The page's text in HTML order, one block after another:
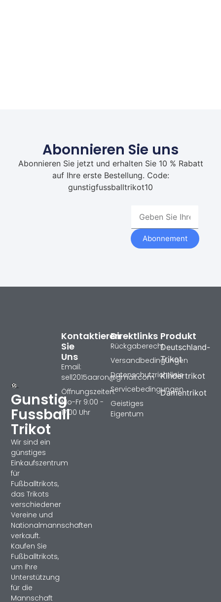
Abonnieren Sie uns
Abonnieren Sie jetzt und erhalten Sie 10 % Rabatt
auf Ihre erste Bestellung. Code:
gunstigfussballtrikot10
Abonnement
Gunstig
Fussball
Trikot
Wir sind ein
günstiges
Einkaufszentrum
für
Fußballtrikots,
das Trikots
verschiedener
Vereine und
Nationalmannschaften
verkauft.
Kaufen Sie
Fußballtrikots,
um Ihre
Unterstützung
für die
Mannschaft
Produkt
Deutschland-
Trikot
Kindertrikot
Damentrikot
Direktlinks
Rückgaberecht
Versandbedingungen
Datenschutzrichtlinie
Servicebedingungen
Geistiges
Eigentum
Kontaktieren
Sie
Uns
Email:
sell2015aaron@gmail.com
Öffnungszeiten:
Mo-Fr 9:00 -
17:00 Uhr